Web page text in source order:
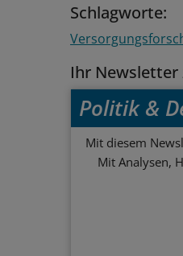
Schlagworte:
Ihr Newsletter
Politik &
Mit diesem
Mit Analysen,